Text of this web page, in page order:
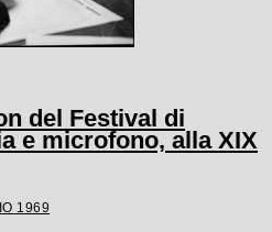
del Festival di
e microfono, alla XIX
1969